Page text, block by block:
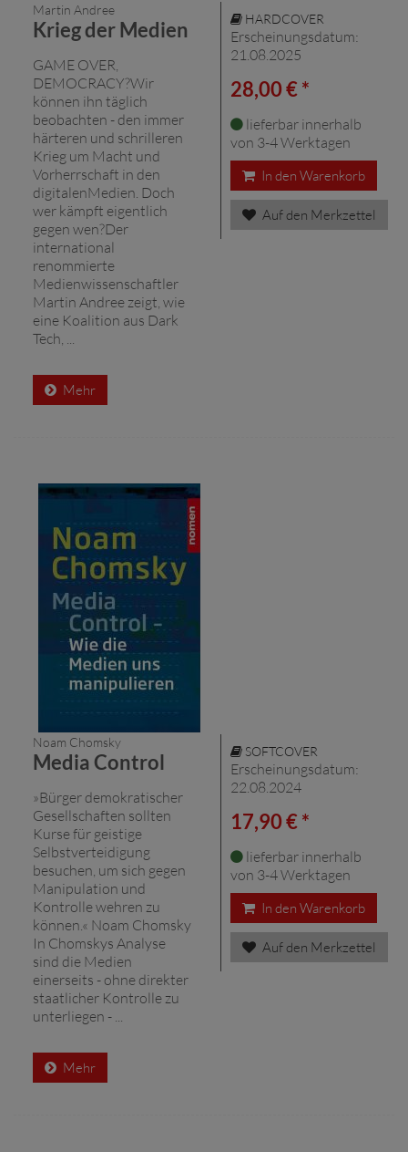
Martin Andree
Krieg der Medien
GAME OVER,
DEMOCRACY?Wir
können ihn täglich
beobachten - den immer
härteren und schrilleren
Krieg um Macht und
Vorherrschaft in den
digitalenMedien. Doch
wer kämpft eigentlich
gegen wen?Der
international
renommierte
Medienwissenschaftler
Martin Andree zeigt, wie
eine Koalition aus Dark
Tech, ...
Mehr
HARDCOVER
Erscheinungsdatum:
21.08.2025
28,00 € *
lieferbar innerhalb
von 3-4 Werktagen
In den Warenkorb
Auf den Merkzettel
Noam Chomsky
Media Control
»Bürger demokratischer
Gesellschaften sollten
Kurse für geistige
Selbstverteidigung
besuchen, um sich gegen
Manipulation und
Kontrolle wehren zu
können.« Noam Chomsky
In Chomskys Analyse
sind die Medien
einerseits - ohne direkter
staatlicher Kontrolle zu
unterliegen - ...
Mehr
SOFTCOVER
Erscheinungsdatum:
22.08.2024
17,90 € *
lieferbar innerhalb
von 3-4 Werktagen
In den Warenkorb
Auf den Merkzettel